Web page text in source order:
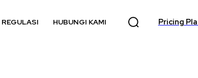
REGULASI HUBUNGI KAMI Pricing